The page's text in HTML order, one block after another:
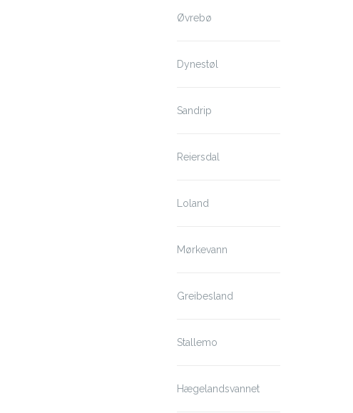
Øvrebø
Dynestøl
Sandrip
Reiersdal
Loland
Mørkevann
Greibesland
Stallemo
Hægelandsvannet